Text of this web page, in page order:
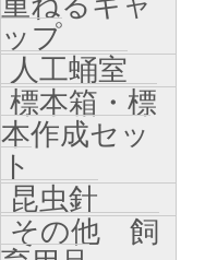
ップ
人工蛹室
標本箱・標
本作成セッ
ト
昆虫針
その他 飼